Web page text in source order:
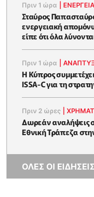
Πριν 1 ώρα ΕΝΈΡΓΕΙΑ
Σταύρος
ενεργειακή
είπε ότι όλα
Πριν 1 ώρα |
Η Κύπρος
ISSA-C για τη
Πριν 2 ώρες |
Δωρεάν αναλήψεις
Εθνική Τράπεζα
ΟΛΕΣ ΟΙ ΕΙΔΗΣΕΙΣ